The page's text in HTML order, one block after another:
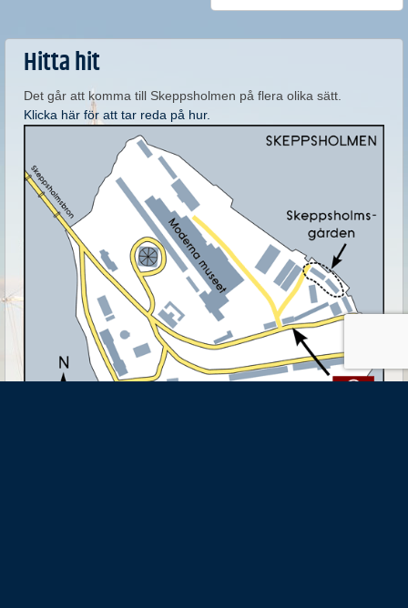
Hitta hit
Det går att komma till Skeppsholmen på flera olika sätt.
Klicka här för att tar reda på hur.